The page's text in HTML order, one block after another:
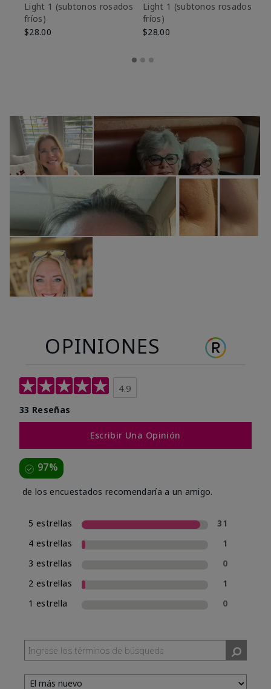
Light 1​ (subtonos rosados
fríos)
$28.00
Light 1​ (subtonos rosados
fríos)
$28.00
OPINIONES
4.9
33 Reseñas
Escribir Una Opinión
97%
de los encuestados recomendaría a un amigo.
5 estrellas
31
4 estrellas
1
3 estrellas
0
2 estrellas
1
1 estrella
0